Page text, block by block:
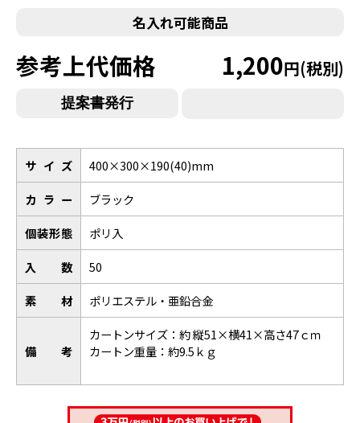
名入れ可能商品
参考上代価格 1,200円(税別)
サイズ
400×300×190(40)mm
カラー
ブラック
個装形態
ポリ入
入数
50
素材
ポリエステル・亜鉛合金
備考
カートンサイズ：約 縦51×横41×高さ47ｃｍ
カートン重量：約9.5ｋｇ